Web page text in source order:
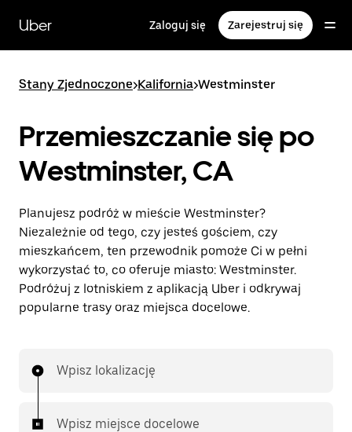
głównej
zawartości
Uber Zaloguj się Zarejestruj się
Stany Zjednoczone>Kalifornia>Westminster
Przemieszczanie się po
Westminster, CA
Planujesz podróż w mieście Westminster?
Niezależnie od tego, czy jesteś gościem, czy
mieszkańcem, ten przewodnik pomoże Ci w pełni
wykorzystać to, co oferuje miasto: Westminster.
Podróżuj z lotniskiem z aplikacją Uber i odkrywaj
popularne trasy oraz miejsca docelowe.
Wpisz lokalizację
Wpisz miejsce docelowe